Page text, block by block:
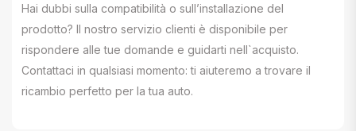
Hai dubbi sulla compatibilità o sull’installazione del
prodotto? Il nostro servizio clienti è disponibile per
rispondere alle tue domande e guidarti nell`acquisto.
Contattaci in qualsiasi momento: ti aiuteremo a trovare il
ricambio perfetto per la tua auto.